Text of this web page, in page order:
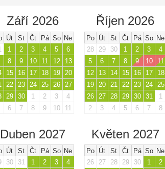
Září 2026
Út St Čt Pá So Ne
1 2 3 4 5
6
8 9 10 11 12
13
15 16 17 18 19
20
22 23 24 25 26
27
29 30 1 2 3
4
6 7 8 9 10 11
Říjen 2026
Po Út St Čt Pá So Ne
28
29 30 1 2 3
4
5
6 7 8 9 10
11
12
13 14 15 16 17
18
19
20 21 22 23 24
25
26
27 28 29 30 31
1
2
3 4 5 6 7 8
Duben 2027
Út St Čt Pá So Ne
30 31 1 2 3
4
Květen 2027
Po Út St Čt Pá So Ne
26
27 28 29 30 1
2